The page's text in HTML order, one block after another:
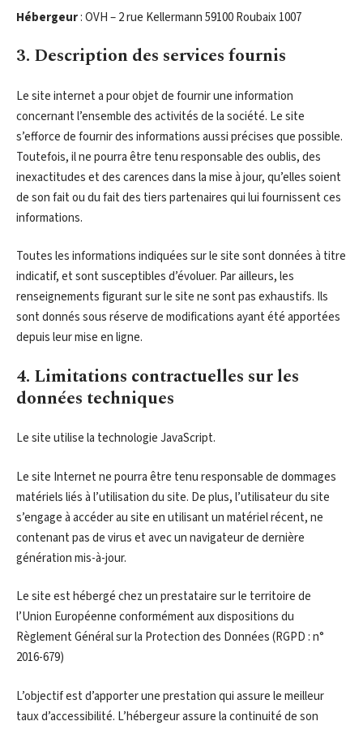
Hébergeur: OVH – 2 rue Kellermann 59100 Roubaix 1007
3. Description des services fournis
Le site internet a pour objet de fournir une information
concernant l’ensemble des activités de la société. Le site
s’efforce de fournir des informations aussi précises que possible.
Toutefois, il ne pourra être tenu responsable des oublis, des
inexactitudes et des carences dans la mise à jour, qu’elles soient
de son fait ou du fait des tiers partenaires qui lui fournissent ces
informations.
Toutes les informations indiquées sur le site sont données à titre
indicatif, et sont susceptibles d’évoluer. Par ailleurs, les
renseignements figurant sur le site ne sont pas exhaustifs. Ils
sont donnés sous réserve de modifications ayant été apportées
depuis leur mise en ligne.
4. Limitations contractuelles sur les
données techniques
Le site utilise la technologie JavaScript.
Le site Internet ne pourra être tenu responsable de dommages
matériels liés à l’utilisation du site. De plus, l’utilisateur du site
s’engage à accéder au site en utilisant un matériel récent, ne
contenant pas de virus et avec un navigateur de dernière
génération mis-à-jour.
Le site est hébergé chez un prestataire sur le territoire de
l’Union Européenne conformément aux dispositions du
Règlement Général sur la Protection des Données (RGPD : n°
2016-679)
L’objectif est d’apporter une prestation qui assure le meilleur
taux d’accessibilité. L’hébergeur assure la continuité de son